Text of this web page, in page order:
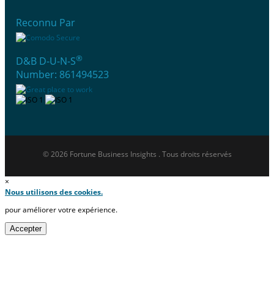
Reconnu Par
D&B D-U-N-S®
Number: 861494523
© 2026 Fortune Business Insights . Tous droits réservés
×
Nous utilisons des cookies.
pour améliorer votre expérience.
Accepter